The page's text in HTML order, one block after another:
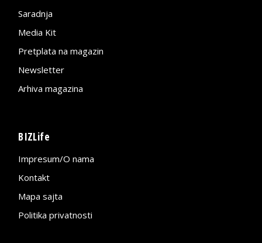
Saradnja
Media Kit
Pretplata na magazin
Newsletter
Arhiva magazina
BIZLife
Impresum/O nama
Kontakt
Mapa sajta
Politika privatnosti